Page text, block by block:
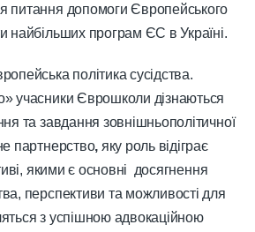
питання допомоги Європейського
найбільших програм ЄС в Україні.
політика сусідства.
учасники Єврошколи дізнаються
та завдання зовнішньополітичної
партнерство, яку роль відіграє
якими є основні досягнення
перспективи та можливості для
з успішною адвокаційною